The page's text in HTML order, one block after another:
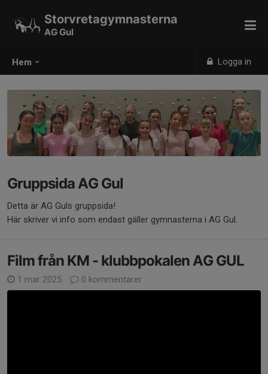
Hem Logga in
Storvretagymnasterna
AG Gul
Gruppsida AG Gul
Detta är AG Guls gruppsida!
Här skriver vi info som endast gäller gymnasterna i AG Gul.
Film från KM - klubbpokalen AG GUL
1 mar 2025 0 kommentarer